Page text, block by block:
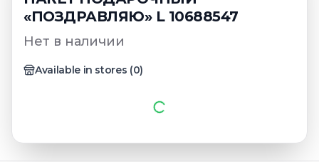
«ПОЗДРАВЛЯЮ» L 10688547
Нет в наличии
Available in stores (0)